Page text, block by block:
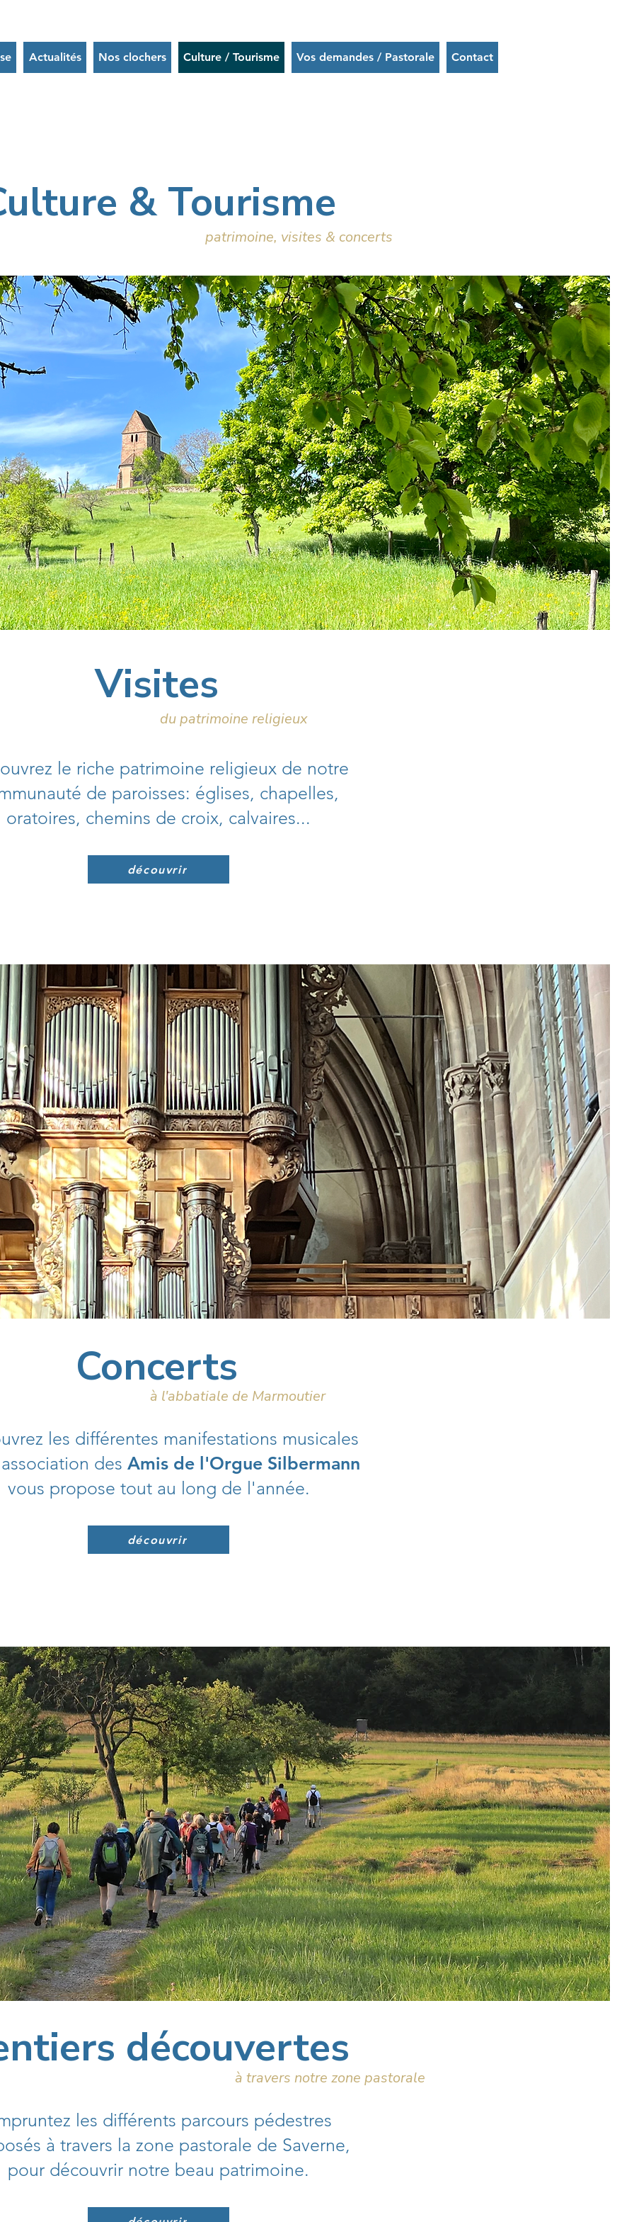
Actualités Nos clochers Culture / Tourisme Vos demandes / Pastorale Contact
& Tourisme
patrimoine, visites & concerts
Visites
du patrimoine religieux
le riche patrimoine religieux de notre
de paroisses: églises, chapelles,
oratoires, chemins de croix, calvaires...
découvrir
Concerts
à l'abbatiale de Marmoutier
les différentes manifestations musicales
des Amis de l'Orgue Silbermann
vous propose tout au long de l'année.
découvrir
découvertes
à travers notre zone pastorale
les différents parcours pédestres
à travers la zone pastorale de Saverne,
pour découvrir notre beau patrimoine.